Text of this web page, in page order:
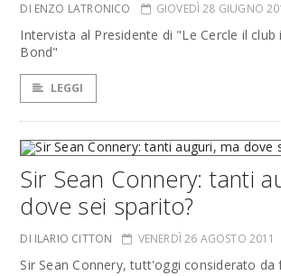
DI ENZO LATRONICO GIOVEDÌ 28 GIUGNO
Intervista al Presidente di "Le Cercle il club
Bond"
LEGGI
Sir Sean Connery: tanti
dove sei sparito?
DI ILARIO CITTON VENERDÌ 26 AGOSTO 2011
Sir Sean Connery, tutt'oggi considerato da